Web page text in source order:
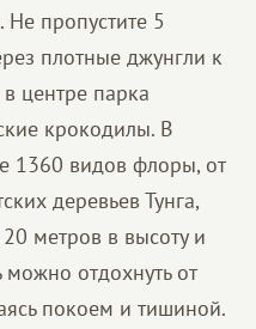
пропустите 5
плотные джунгли к
центре парка
крокодилы. В
1360 видов флоры, от
деревьев Тунга,
метров в высоту и
отдохнуть от
покоем и тишиной.